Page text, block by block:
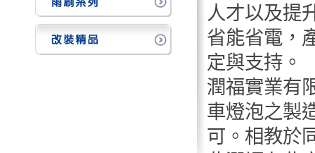
人才以及提
省能省電，
定與支持。
潤福實業有
車燈泡之製
可。相教於